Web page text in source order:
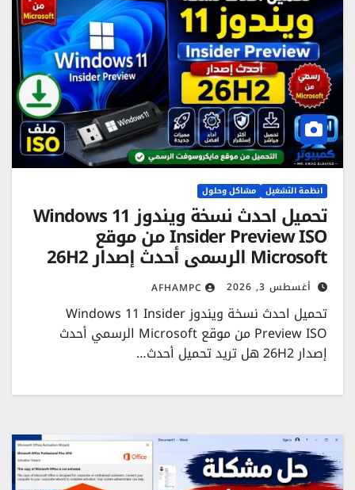
انظمة التشغيل مشاكل وحلول
تحميل احدث نسخة ويندوز Windows 11
Insider Preview ISO من موقع
Microsoft الرسمي أحدث إصدار 26H2
أغسطس 3, 2026 AFHAMPC
تحميل احدث نسخة ويندوز Windows 11 Insider
Preview ISO من موقع Microsoft الرسمي أحدث
إصدار 26H2 هل تريد تحميل أحدث…